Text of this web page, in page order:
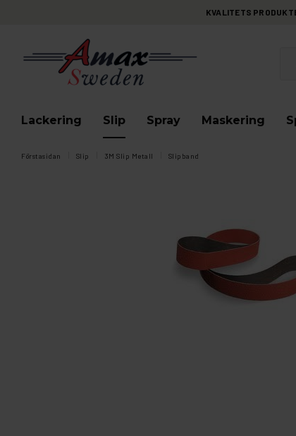
KVALITETS
Lackering Slip Spray Maskering
Förstasidan Slip 3M Slip Metall Slipband